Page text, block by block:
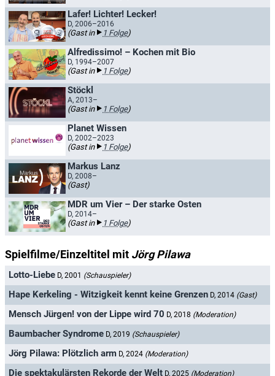
Lafer! Lichter! Lecker!
D, 2006–2016
(Gast in 1 Folge)
Alfredissimo! – Kochen mit Bio
D, 1994–2007
(Gast in 1 Folge)
Stöckl
A, 2013–
(Gast in 1 Folge)
Planet Wissen
D, 2002–2023
(Gast in 1 Folge)
Markus Lanz
D, 2008–
(Gast)
MDR um Vier – Der starke Osten
D, 2014–
(Gast in 1 Folge)
Spielfilme/Einzeltitel mit Jörg Pilawa
Lotto-Liebe D, 2001 (Schauspieler)
Hape Kerkeling - Witzigkeit kennt keine Grenzen D, 2014 (Gast)
Mensch Jürgen! von der Lippe wird 70 D, 2018 (Moderation)
Baumbacher Syndrome D, 2019 (Schauspieler)
Jörg Pilawa: Plötzlich arm D, 2024 (Moderation)
Die spektakulärsten Rekorde der Welt D, 2025 (Moderation)